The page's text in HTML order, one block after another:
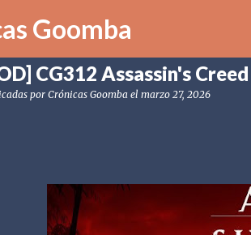
Goomba
Crónicas Goomba [POD]
CG312 Assassin's
por Crónicas Goomba el marzo 27, 2026